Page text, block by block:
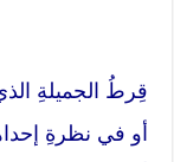
قِرطُ الجميلةِ
أو في نظرةِ